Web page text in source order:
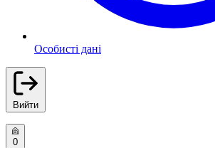
Особисті дані
Вийти
0